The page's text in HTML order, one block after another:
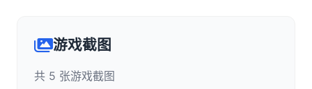
游戏截图
共 5 张游戏截图